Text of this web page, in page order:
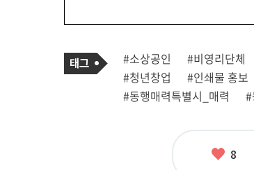
사
관
련
태
그
태
그
#소상공인 #비영리단체
#청년창업
#인쇄물 홍보
#동행매력특별시_매력
좋
8